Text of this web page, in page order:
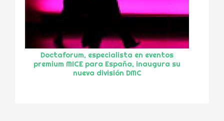
Doctaforum, especialista en eventos
premium MICE para España, inaugura su
nueva división DMC